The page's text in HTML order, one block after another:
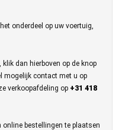
onderdeel op uw voertuig,
dan hierboven op de knop
mogelijk contact met u op
verkoopafdeling op +31 418
bestellingen te plaatsen